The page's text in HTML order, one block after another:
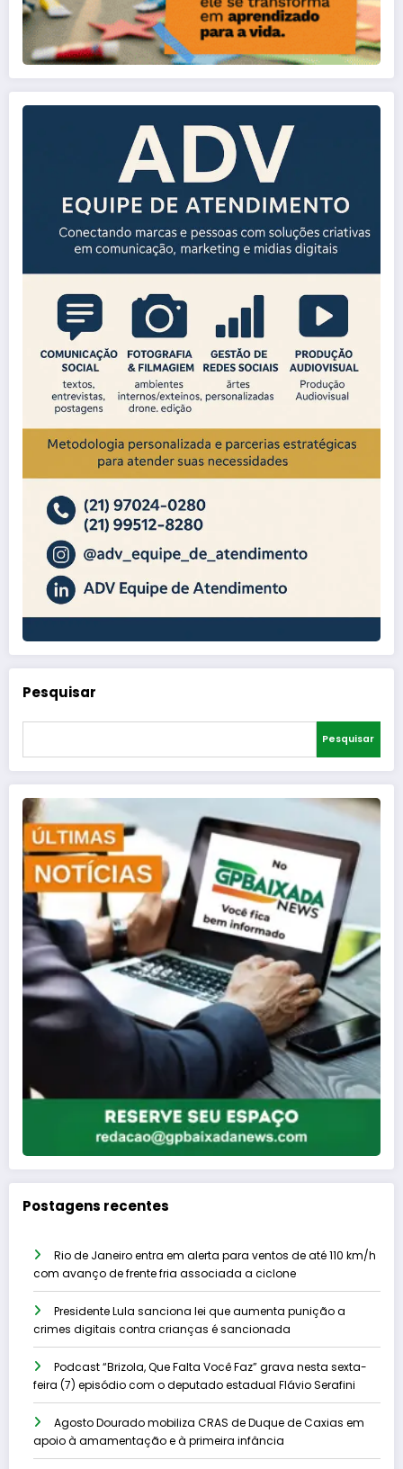
Pesquisar
Pesquisar
Postagens recentes
Rio de Janeiro entra em alerta para ventos de até 110 km/h
com avanço de frente fria associada a ciclone
Presidente Lula sanciona lei que aumenta punição a
crimes digitais contra crianças é sancionada
Podcast “Brizola, Que Falta Você Faz” grava nesta sexta-
feira (7) episódio com o deputado estadual Flávio Serafini
Agosto Dourado mobiliza CRAS de Duque de Caxias em
apoio à amamentação e à primeira infância